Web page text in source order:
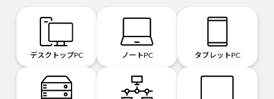
デスクトップPC ノートPC タブレットPC